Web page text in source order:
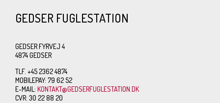
GEDSER FUGLESTATION
GEDSER FYRVEJ 4
4874 GEDSER
TLF. +45 2362 4874
MOBILEPAY: 79 62 52
E-MAIL:KONTAKT@GEDSERFUGLESTATION.DK
CVR: 30 22 88 20